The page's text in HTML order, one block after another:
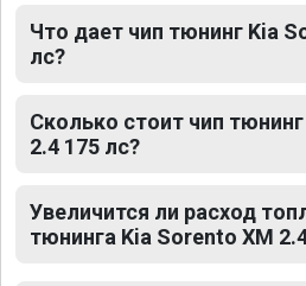
Что дает чип тюнинг Kia
лс?
Сколько стоит чип
2.4 175 лс?
Увеличится ли расход
тюнинга Kia Sorento XM